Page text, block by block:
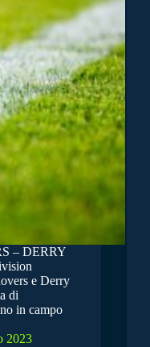
– DERRY
e Derry
di
in campo
2023